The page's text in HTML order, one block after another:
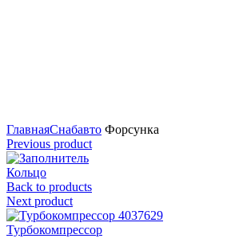
ГлавнаяСнабавто Форсунка
Previous product
Кольцо
Back to products
Next product
Турбокомпрессор